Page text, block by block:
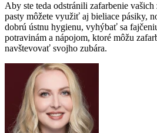
Aby ste teda odstránili zafarbenie
pasty môžete využiť aj bieliace pásiky,
dobrú ústnu hygienu, vyhýbať sa
potravinám a nápojom, ktoré môžu
navštevovať svojho zubára.